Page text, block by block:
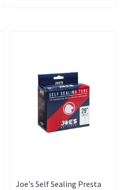
Joe's Self Sealing Presta